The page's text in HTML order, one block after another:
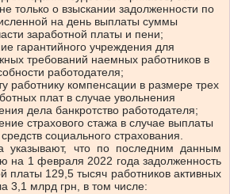
только о взыскании задолженности по
на день выплаты суммы
заработной платы и пени;
гарантийного учреждения для
требований наемных работников в
работодателя;
работнику компенсации в размере трех
плат в случае увольнения
дела банкротство работодателя;
страхового стажа в случае выплаты
социального страхования.
указывают, что по последним данным
на 1 февраля 2022 года задолженность
платы 129,5 тысяч работников активных
3,1 млрд грн, в том числе: